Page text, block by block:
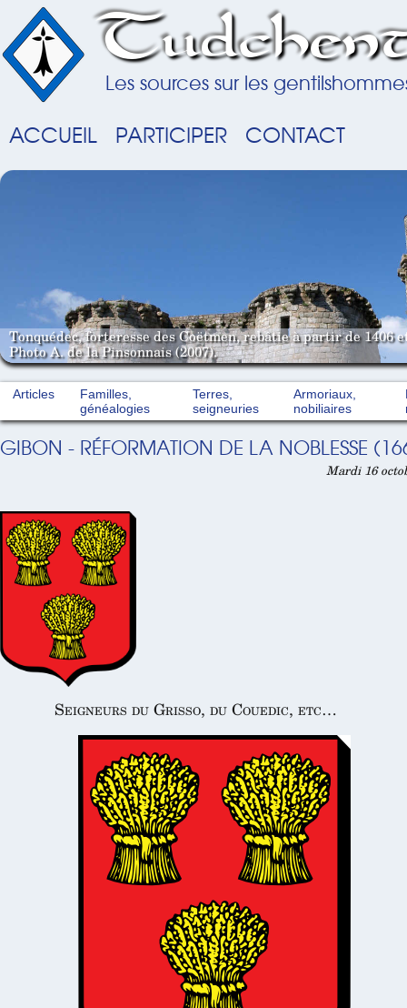
Les sources sur les
ACCUEIL PARTICIPER CONTACT
Tonquédec, forteresse des Coëtmen, rebâtie à partir de 1406
Photo A. de la Pinsonnais (2007).
Articles
Familles,
généalogies
Terres,
seigneuries
Armoriaux,
nobiliaires
GIBON - RÉFORMATION DE LA NOBLESSE
Mardi 16
Seigneurs du Grisso, du Couedic, etc…